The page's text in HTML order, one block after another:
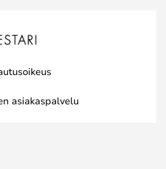
asiakaspalvelu